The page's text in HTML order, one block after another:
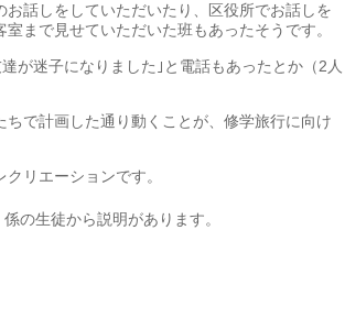
話しをしていただいたり、区役所でお話しを
まで見せていただいた班もあったそうです。
が迷子になりました｣と電話もあったとか（2人
で計画した通り動くことが、修学旅行に向け
リエーションです。
の生徒から説明があります。